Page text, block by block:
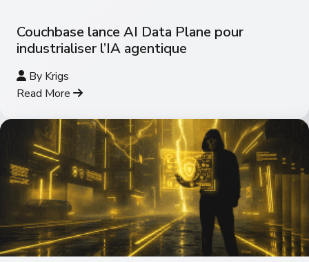
Couchbase lance AI Data Plane pour
industrialiser l’IA agentique
By Krigs
Read More